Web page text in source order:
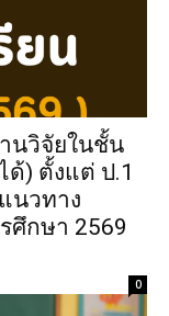
นวิจัยในชั้น
ด้) ตั้งแต่ ป.1
นวทาง
ศึกษา 2569
0